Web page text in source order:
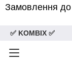
Замовлення до
✅ KOMBIX ✅